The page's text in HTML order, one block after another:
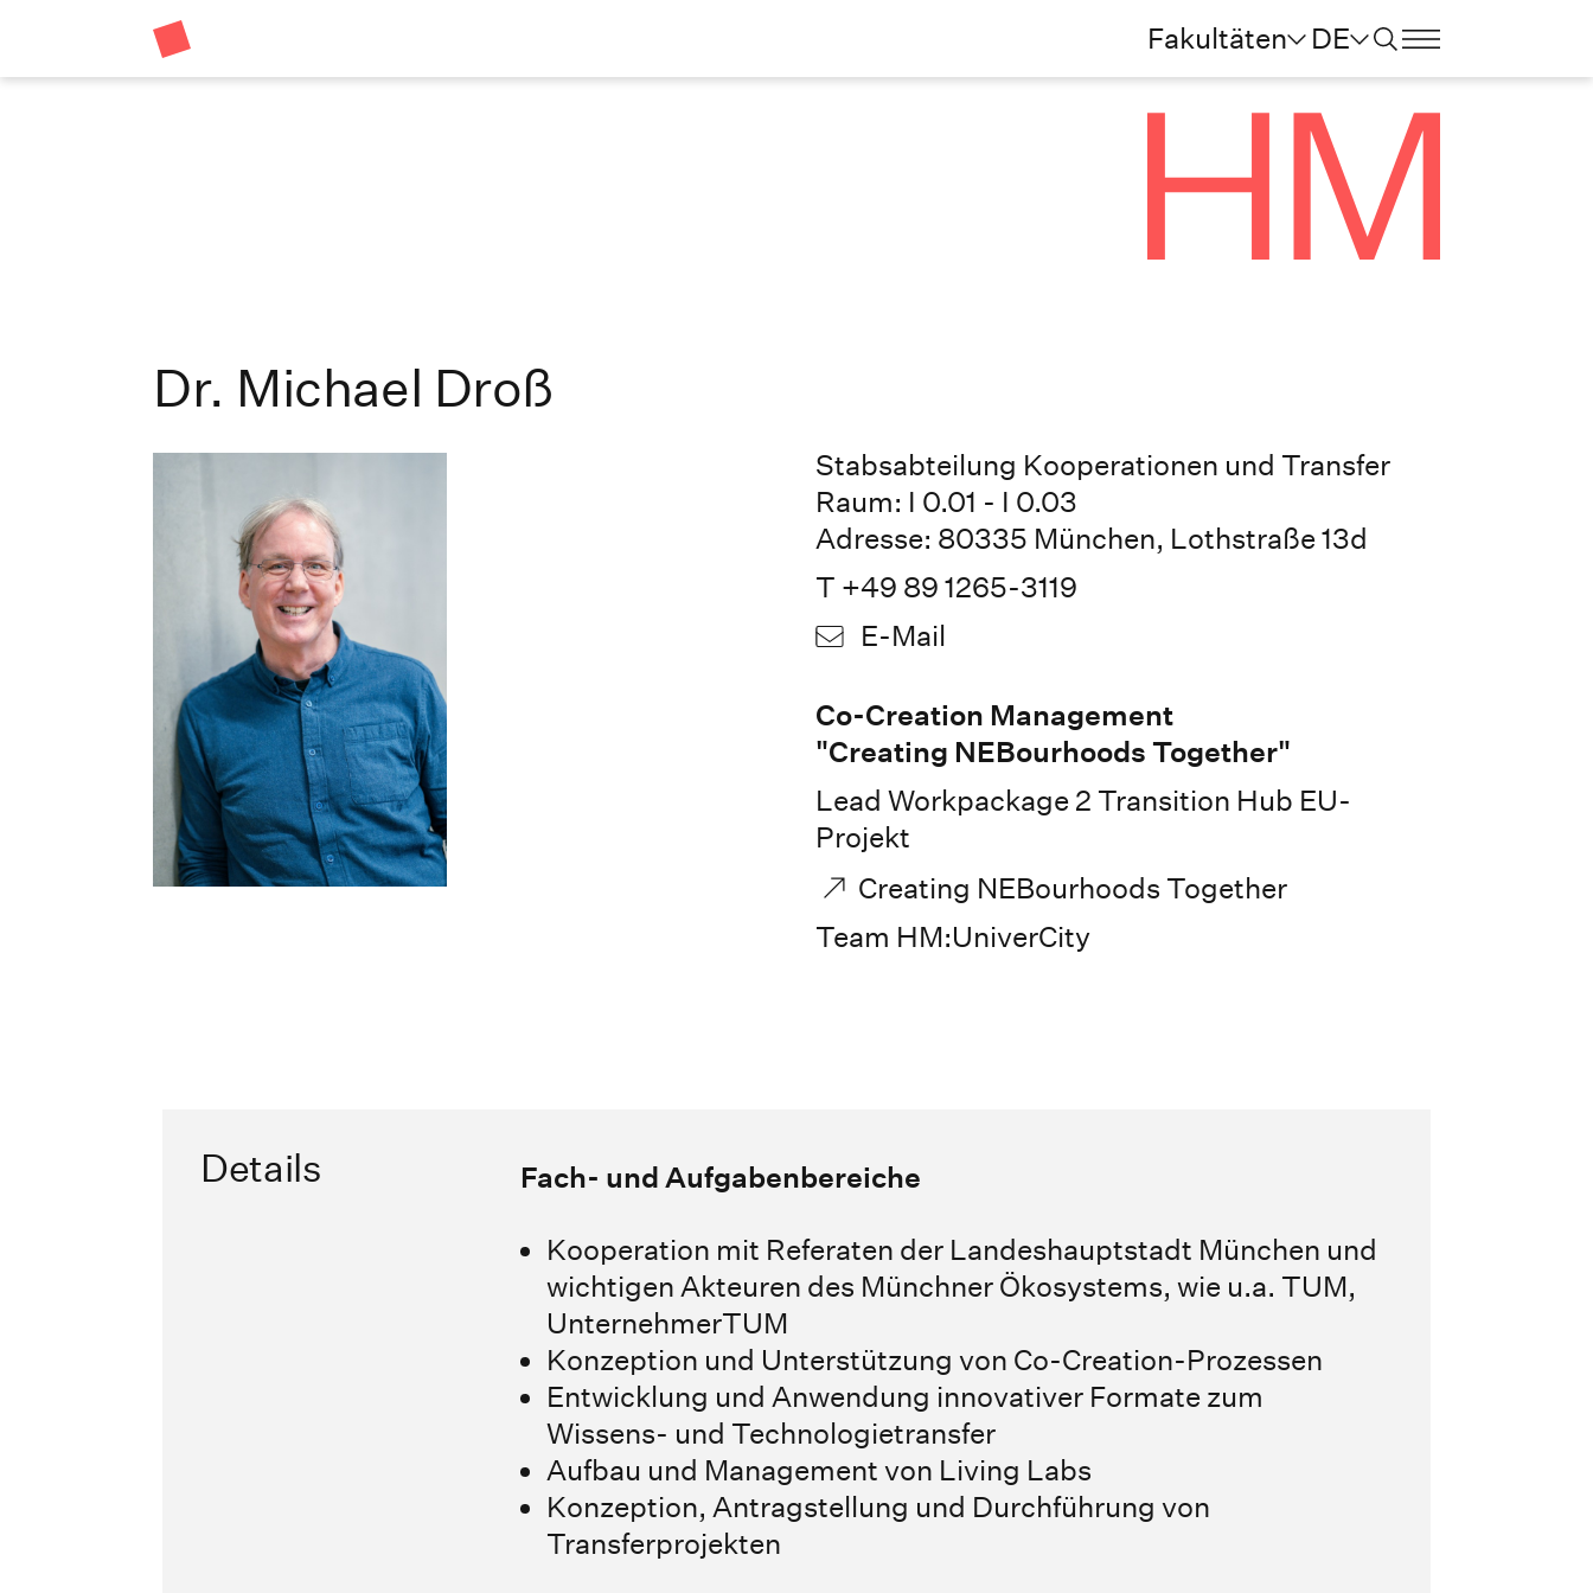
Fakultäten DE
Dr. Michael Droß
Stabsabteilung Kooperationen und Transfer
Raum: I 0.01 - I 0.03
Adresse: 80335 München, Lothstraße 13d
T +49 89 1265-3119
E-Mail
Co-Creation Management
"Creating NEBourhoods Together"
Lead Workpackage 2 Transition Hub EU-
Projekt
Creating NEBourhoods Together
Team HM:UniverCity
Details Fach- und Aufgabenbereiche
Kooperation mit Referaten der Landeshauptstadt München und
wichtigen Akteuren des Münchner Ökosystems, wie u.a. TUM,
UnternehmerTUM
Konzeption und Unterstützung von Co-Creation-Prozessen
Entwicklung und Anwendung innovativer Formate zum
Wissens- und Technologietransfer
Aufbau und Management von Living Labs
Konzeption, Antragstellung und Durchführung von
Transferprojekten